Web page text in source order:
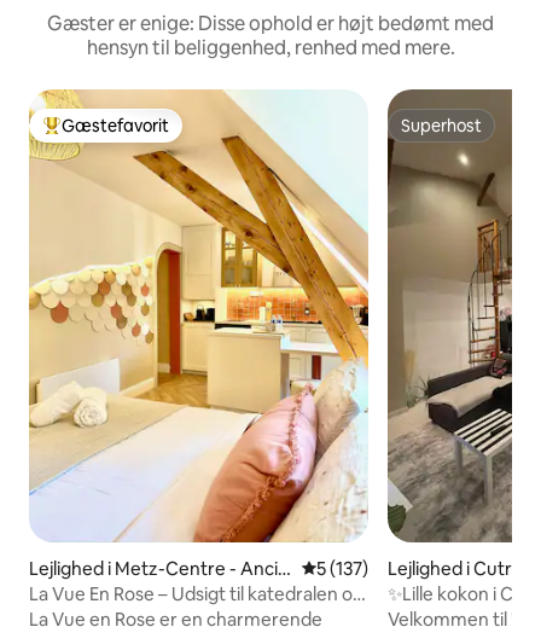
Gæster er enige: Disse ophold er højt bedømt med
hensyn til beliggenhed, renhed med mere.
Bedste gæstefavorit
Gæstefavorit
Lejlighed i Metz-Centre - Ancie
nne Ville
5 ud af 5 i gennemsnitlig
5 (137)
La Vue En Rose – Udsigt til katedralen og
ro
La Vue en Rose er en charmerende
Superhost
Superhost
Lejlighed i Cutry
✨Lille kokon i
Velkommen til